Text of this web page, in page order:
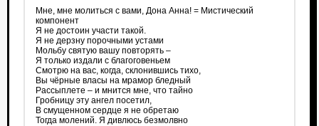
Мне, мне молиться с вами, Дона Анна! = Мистический
компонент
Я не достоин участи такой.
Я не дерзну порочными устами
Мольбу святую вашу повторять –
Я только издали с благоговеньем
Смотрю на вас, когда, склонившись тихо,
Вы чёрные власы на мрамор бледный
Рассыплете – и мнится мне, что тайно
Гробницу эту ангел посетил,
В смущенном сердце я не обретаю
Тогда молений. Я дивлюсь безмолвно